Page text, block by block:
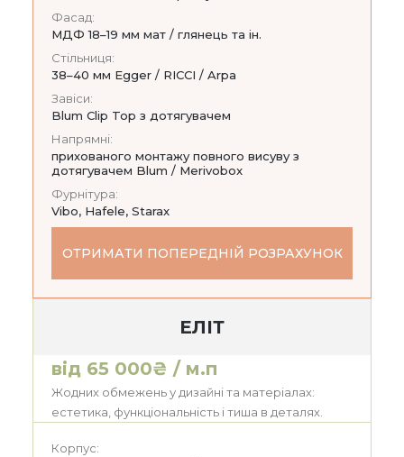
Фасад:
МДФ 18–19 мм мат / глянець та ін.
Стільниця:
38–40 мм Egger / RICCI / Arpa
Завіси:
Blum Clip Top з дотягувачем
Напрямні:
прихованого монтажу повного висуву з
дотягувачем Blum / Merivobox
Фурнітура:
Vibo, Hafele, Starax
ОТРИМАТИ ПОПЕРЕДНІЙ РОЗРАХУНОК
ЕЛІТ
від 65 000₴ / м.п
Жодних обмежень у дизайні та матеріалах:
естетика, функціональність і тиша в деталях.
Корпус: